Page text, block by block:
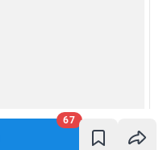
67